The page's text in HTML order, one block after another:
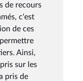
de recours
c'est
de ces
Ainsi,
sur les
pris de